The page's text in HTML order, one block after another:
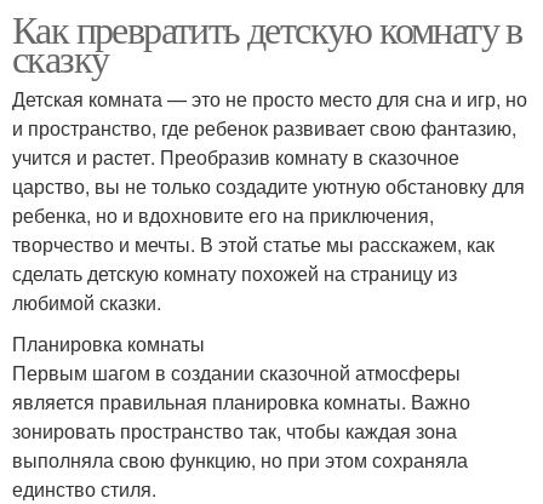
Как превратить детскую комнату в
сказку
Детская комната — это не просто место для сна и игр, но
и пространство, где ребенок развивает свою фантазию,
учится и растет. Преобразив комнату в сказочное
царство, вы не только создадите уютную обстановку для
ребенка, но и вдохновите его на приключения,
творчество и мечты. В этой статье мы расскажем, как
сделать детскую комнату похожей на страницу из
любимой сказки.
Планировка комнаты
Первым шагом в создании сказочной атмосферы
является правильная планировка комнаты. Важно
зонировать пространство так, чтобы каждая зона
выполняла свою функцию, но при этом сохраняла
единство стиля.